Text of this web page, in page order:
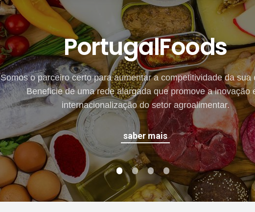
saber mais
Somos o parceiro certo para aumentar a competitividade da sua
Beneficie de uma rede alargada que promove a inovação
internacionalização do setor agroalimentar.
PortugalFoods